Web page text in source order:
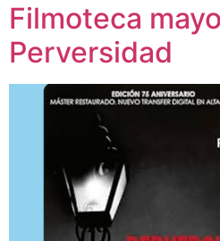
Filmoteca
Perversidad